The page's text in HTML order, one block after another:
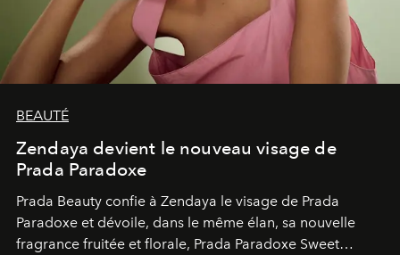
BEAUTÉ
Zendaya devient le nouveau visage de
Prada Paradoxe
Prada Beauty confie à Zendaya le visage de Prada
Paradoxe et dévoile, dans le même élan, sa nouvelle
fragrance fruitée et florale, Prada Paradoxe Sweet